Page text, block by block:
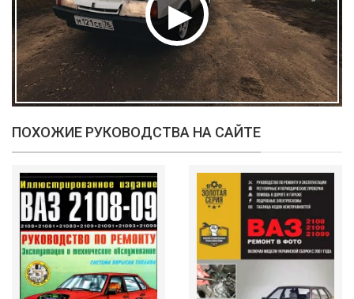
ПОХОЖИЕ РУКОВОДСТВА НА САЙТЕ